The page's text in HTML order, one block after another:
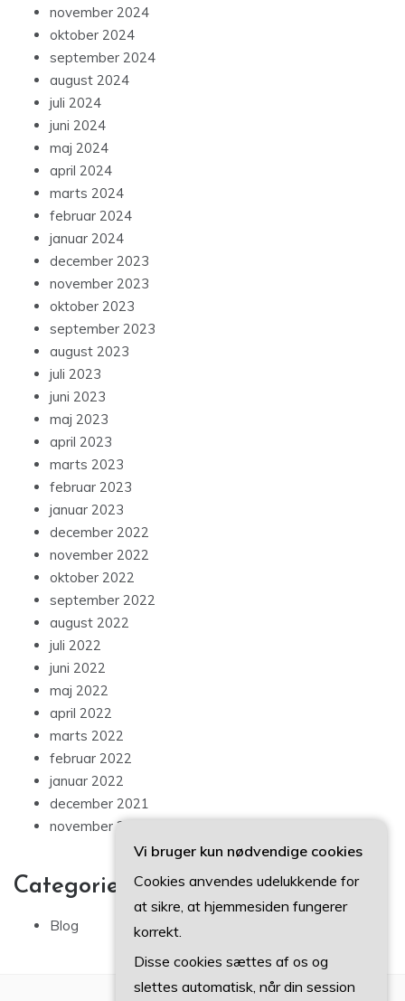
november 2024
oktober 2024
september 2024
august 2024
juli 2024
juni 2024
maj 2024
april 2024
marts 2024
februar 2024
januar 2024
december 2023
november 2023
oktober 2023
september 2023
august 2023
juli 2023
juni 2023
maj 2023
april 2023
marts 2023
februar 2023
januar 2023
december 2022
november 2022
oktober 2022
september 2022
august 2022
juli 2022
juni 2022
maj 2022
april 2022
marts 2022
februar 2022
januar 2022
december 2021
november 2021
Categories
Blog
Vi bruger kun nødvendige cookies
Cookies anvendes udelukkende for
at sikre, at hjemmesiden fungerer
korrekt.
Disse cookies sættes af os og
slettes automatisk, når din session